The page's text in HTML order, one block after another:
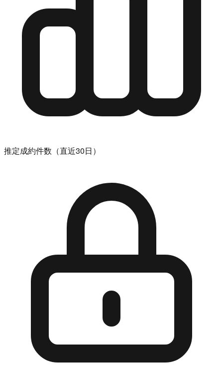
推定成約件数（直近30日）